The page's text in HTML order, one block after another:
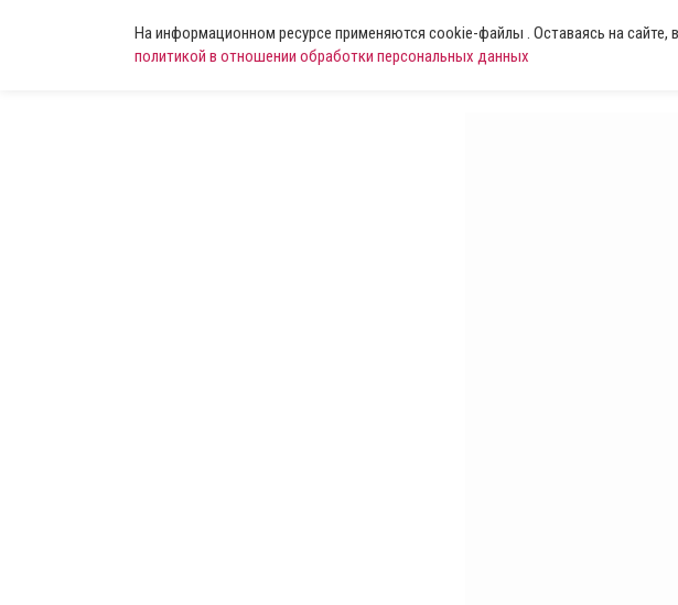
На информационном ресурсе применяются cookie-файлы . Оставаясь на сайте,
политикой в отношении обработки персональных данных